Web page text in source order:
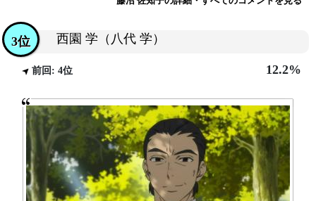
西園 学（八代 学）
3位
前回: 4位 12.2%